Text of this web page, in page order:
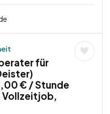
für
€ / Stunde
Vollzeitjob,